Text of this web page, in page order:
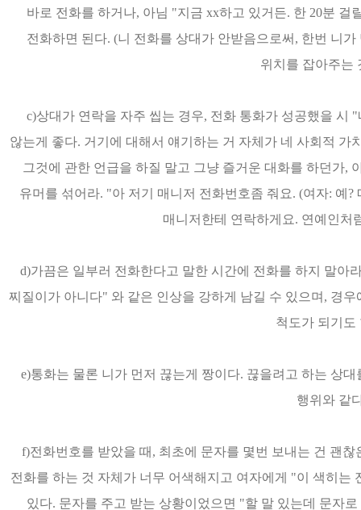
바로 전화를 하거나, 아님 "지금 xx하고 있거든. 한 20분
전화하면 된다. (니 전화를 상대가 안받음으로써, 한번 니
위치를 잡아주는
c)상대가 연락을 자주 씹는 경우, 전화 통화가 성공했을 시
않는게 좋다. 거기에 대해서 얘기하는 거 자체가 네 사회적
그것에 관한 언급을 하질 말고 그냥 즐거운 대화를 하던가,
유머를 섞어라. "아 저기 매니저 전화번호좀 줘요. (여자: 예
매니저한테 연락하게요. 연예인
d)가끔은 일부러 전화한다고 말한 시간에 전화를 하지 말아
찌질이가 아니다" 와 같은 인상을 강하게 남길 수 있으며, 경
척도가 되기도
e)통화는 물론 니가 먼저 끊는게 짱이다. 끊을려고 하는 상
행위와 같
f)전화번호를 받았을 때, 최초에 문자를 몇번 보내는 건 괜
전화를 하는 것 자체가 너무 어색해지고 여자에게 "이 색히는
있다. 문자를 주고 받는 상황이었으면 "할 말 있는데 문자